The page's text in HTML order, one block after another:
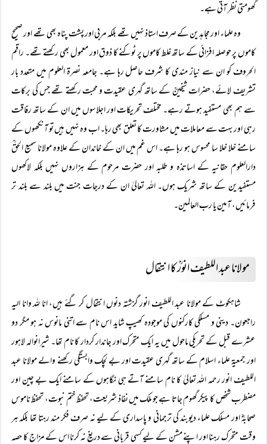
گھومتی نظر آتی ہے۔
وہ علماء اور مجاہدین کے صرف استاذ نہیں تھے بلکہ مربی اور پشت پناہ بھی تھے اور صحیح
کاموں پر حوصلہ افزائی کے ساتھ غلط کاموں پر ٹوکنے کا ذوق اور معمول بھی رکھتے تھے۔ راقم
الحروف کو ان سے نیاز مندی کا شرف حاصل رہا ہے۔ جامعہ نصرۃ العلوم میں متعدد بار
تشریف لائے، حضرات شیخینؒ کے ساتھ گہری عقیدت و محبت رکھتے تھے جس کی برکات
سے ہم بھی مستفید ہوتے رہے۔ مختلف تحریکات اور اجلاسوں میں ان کے ساتھ رفاقت
رہی اور بہت سے معاملات میں مشاورت کا تعلق بھی رہا۔ اب وہ نہیں ہیں تو آنکھوں کے
سامنے خلا خلا سا محسوس ہو رہا ہے۔ اس غم میں ان کے خاندان کے علاوہ مولانا سمیع الحقؒ
دارالعلوم حقانیہ کے اساتذہ و طلبہ اور حضرت مرحوم کے ہزاروں نہیں بلکہ لاکھوں
مستفیدین کے ساتھ شریک ہوں۔ اللہ تعالیٰ ان کے درجات جنت میں بلند سے بلند تر
فرمائیں، آمین یا رب العالمین۔
مولانا عبد اللطیف انورؒ کا انتقال
شاہکوٹ کے مولانا عبد اللطیف انور گزشتہ دنوں انتقال کر گئے ہیں، انا للہ وانا الیہ
راجعون۔ دینی و مسلکی کارکنوں کی موجودہ کھیپ شاید اس نام سے اتنی مانوس نہ ہو مگر دو
عشرے قبل کے تحریکی ماحول میں یہ ایک متحرک اور جاندار کردار کا نام تھا۔ شیرانوالہ لاہور
اور جمعیۃ علماء اسلام کے ساتھ گہری عقیدت اور بے لچک وابستگی رکھنے والے مولانا عبد
اللطیف انور رحمہ اللہ تعالیٰ کا نام سامنے آتے ہی نگاہوں کے سامنے ایک بے چین اور
مضطرب شخص کا پیکر گھوم جاتا ہے جو ملک میں نفاذ شریعت، تحفظ ختم نبوت، تحفظ ناموس
صحابہؓ اور مسلک علماء دیوبند کی ترجمانی و پاسداری کے لیے نہ صرف فکر مند رہتا تھا بلکہ ہر
وقت متحرک رہنا اور اپنے مشن کے لیے کسی قربانی سے دریغ نہ کرنا اس کے مزاج کا حصہ